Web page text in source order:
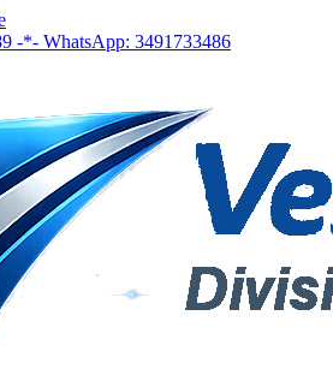
-*- WhatsApp: 3491733486